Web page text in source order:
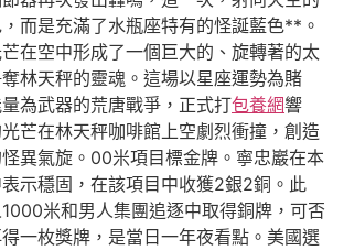
而是充滿了水瓶座特有的怪誕藍色**。
在空中形成了一個巨大的、旋轉著的太
林天秤的靈魂。這場以星座運勢為賭
為武器的荒唐戰爭，正式打包養網響
芒在林天秤咖啡館上空劇烈衝撞，創造
異氣旋。00米項目標金牌。寧忠巖在本
示穩固，在該項目中收獲2銀2銅。此
米和男人集團追逐中取得銅牌，可否
一枚獎牌，是當日一年夜看點。美國選